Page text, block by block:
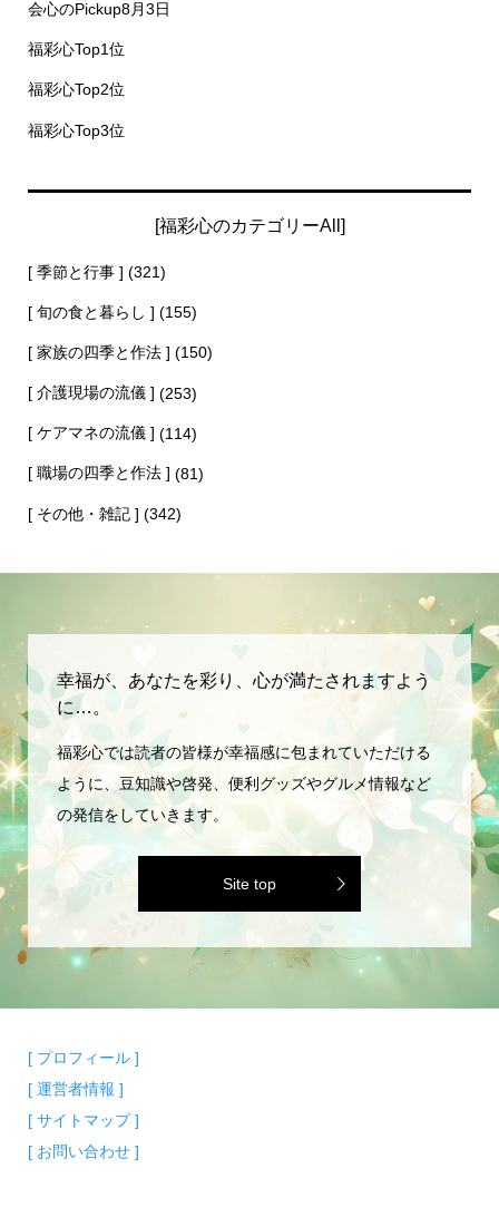
会心のPickup8月3日
福彩心Top1位
福彩心Top2位
福彩心Top3位
[福彩心のカテゴリーAll]
[ 季節と行事 ] (321)
[ 旬の食と暮らし ] (155)
[ 家族の四季と作法 ] (150)
[ 介護現場の流儀 ] (253)
[ ケアマネの流儀 ] (114)
[ 職場の四季と作法 ] (81)
[ その他・雑記 ] (342)
幸福が、あなたを彩り、心が満たされますよう
に…。
福彩心では読者の皆様が幸福感に包まれていただける
ように、豆知識や啓発、便利グッズやグルメ情報など
の発信をしていきます。
Site top
[ プロフィール ]
[ 運営者情報 ]
[ サイトマップ ]
[ お問い合わせ ]